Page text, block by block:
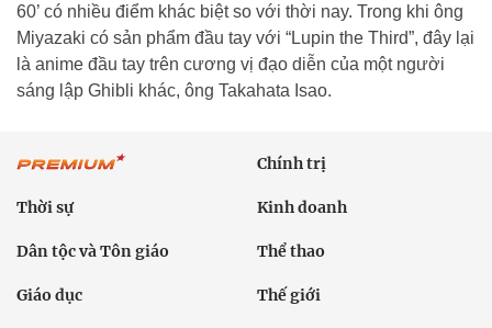
60’ có nhiều điểm khác biệt so với thời nay. Trong khi ông
Miyazaki có sản phẩm đầu tay với “Lupin the Third”, đây lại
là anime đầu tay trên cương vị đạo diễn của một người
sáng lập Ghibli khác, ông Takahata Isao.
Chính trị
Thời sự Kinh doanh
Dân tộc và Tôn giáo Thể thao
Giáo dục Thế giới